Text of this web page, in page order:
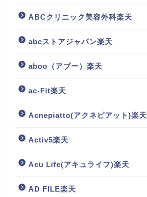
ABCクリニック美容外科楽天
abcストアジャパン楽天
aboo（アブー）楽天
ac-Fit楽天
Acnepiatto(アクネピアット)楽天
Activ5楽天
Acu Life(アキュライフ)楽天
AD FILE楽天